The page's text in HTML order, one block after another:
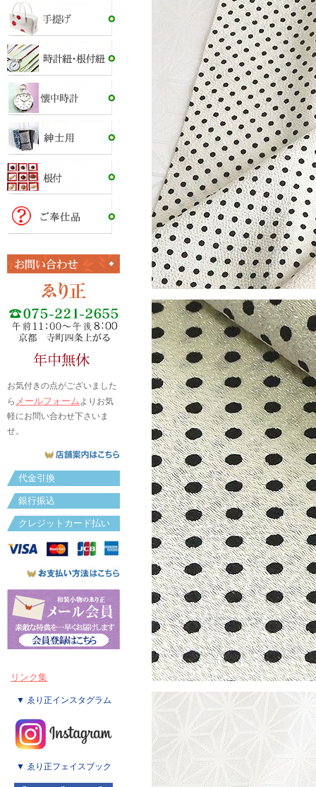
お気付きの点がございました
ら メールフォームよりお気
軽にお問い合わせ下さいま
せ。
代金引換
銀行振込
クレジットカード払い
リンク集
▼ ゑり正インスタグラム
▼ ゑり正フェイスブック